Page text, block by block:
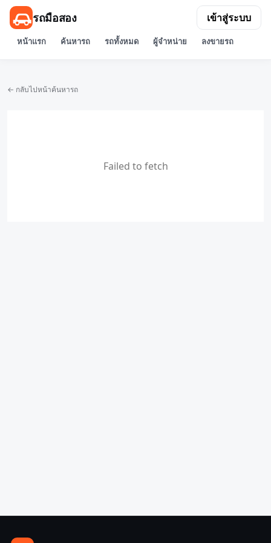
รถมือสอง
หน้าแรก ค้นหารถ รถทั้งหมด ผู้จำหน่าย ลงขายรถ
เข้าสู่ระบบ
← กลับไปหน้าค้นหารถ
Failed to fetch